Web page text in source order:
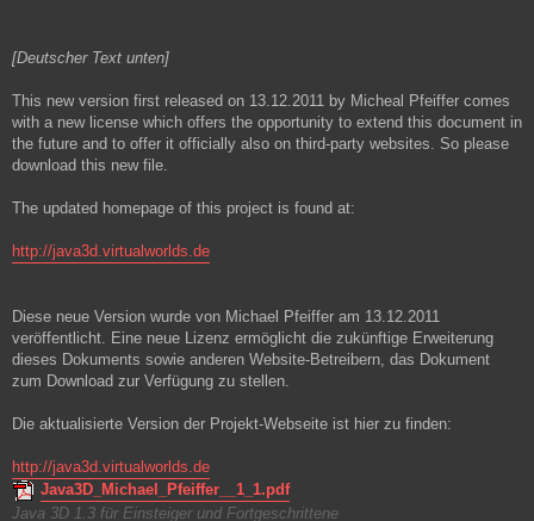
[Deutscher Text unten]
This new version first released on 13.12.2011 by Micheal Pfeiffer comes
with a new license which offers the opportunity to extend this document in
the future and to offer it officially also on third-party websites. So please
download this new file.
The updated homepage of this project is found at:
http://java3d.virtualworlds.de
Diese neue Version wurde von Michael Pfeiffer am 13.12.2011
veröffentlicht. Eine neue Lizenz ermöglicht die zukünftige Erweiterung
dieses Dokuments sowie anderen Website-Betreibern, das Dokument
zum Download zur Verfügung zu stellen.
Die aktualisierte Version der Projekt-Webseite ist hier zu finden:
http://java3d.virtualworlds.de
Java3D_Michael_Pfeiffer__1_1.pdf
Java 3D 1.3 für Einsteiger und Fortgeschrittene